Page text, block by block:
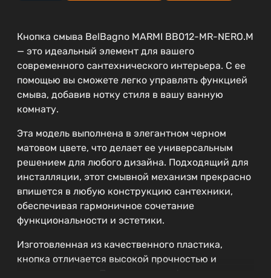
Кнопка смыва BelBagno MARMI BB012-MR-NERO.M
— это идеальный элемент для вашего
современного сантехнического интерьера. С ее
помощью вы сможете легко управлять функцией
смыва, добавив нотку стиля в вашу ванную
комнату.
Эта модель выполнена в элегантном черном
матовом цвете, что делает ее универсальным
решением для любого дизайна. Подходящий для
инсталляции, этот смывной механизм прекрасно
впишется в любую конструкцию сантехники,
обеспечивая гармоничное сочетание
функциональности и эстетики.
Изготовленная из качественного пластика,
кнопка отличается высокой прочностью и